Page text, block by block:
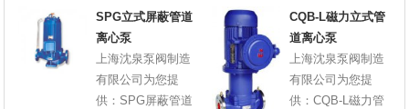
SPG立式屏蔽管道
离心泵
上海沈泉泵阀制造
有限公司为您提
供：SPG屏蔽管道
CQB-L磁力立式管
道离心泵
上海沈泉泵阀制造
有限公司为您提
供：CQB-L磁力管